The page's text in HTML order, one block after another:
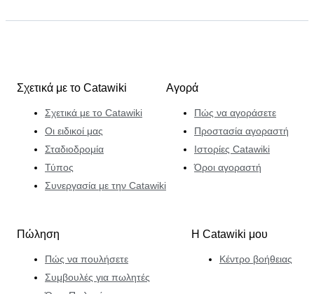
Σχετικά με το Catawiki
Σχετικά με το Catawiki
Οι ειδικοί μας
Σταδιοδρομία
Τύπος
Συνεργασία με την Catawiki
Αγορά
Πώς να αγοράσετε
Προστασία αγοραστή
Ιστορίες Catawiki
Όροι αγοραστή
Πώληση
Πώς να πουλήσετε
Συμβουλές για πωλητές
Η Catawiki μου
Κέντρο βοήθειας